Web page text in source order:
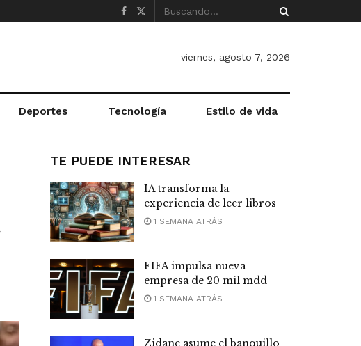
viernes, agosto 7, 2026
Deportes Tecnología Estilo de vida
TE PUEDE INTERESAR
IA transforma la
experiencia de leer libros
1 SEMANA ATRÁS
FIFA impulsa nueva
empresa de 20 mil mdd
1 SEMANA ATRÁS
Zidane asume el banquillo